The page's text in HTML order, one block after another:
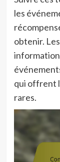
les
obtenir.
qui offrent
rares.